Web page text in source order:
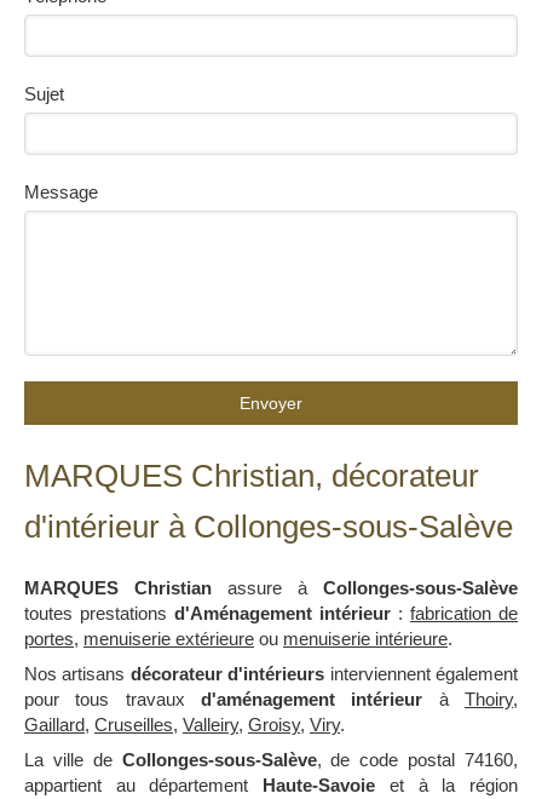
Sujet
Message
Envoyer
MARQUES Christian, décorateur
d'intérieur à Collonges-sous-Salève
MARQUES Christian assure à Collonges-sous-Salève
toutes prestations d'Aménagement intérieur : fabrication de
portes, menuiserie extérieure ou menuiserie intérieure.
Nos artisans décorateur d'intérieurs interviennent également
pour tous travaux d'aménagement intérieur àThoiry,
Gaillard, Cruseilles, Valleiry, Groisy, Viry.
La ville de Collonges-sous-Salève, de code postal 74160,
appartient au département Haute-Savoie et à la région